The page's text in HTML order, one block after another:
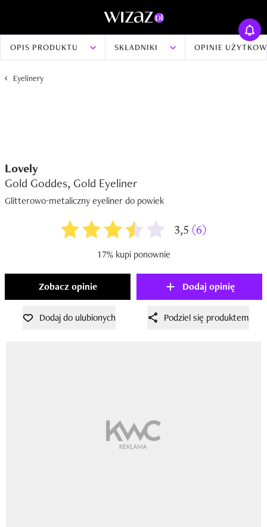
OPIS PRODUKTU SKŁADNIKI OPINIE
Eyelinery
Lovely
Gold Goddes, Gold Eyeliner
Glitterowo-metaliczny eyeliner do powiek
3,5 (6)
17% kupi ponownie
Zobacz opinie Dodaj opinię
Dodaj do ulubionych Podziel się produktem